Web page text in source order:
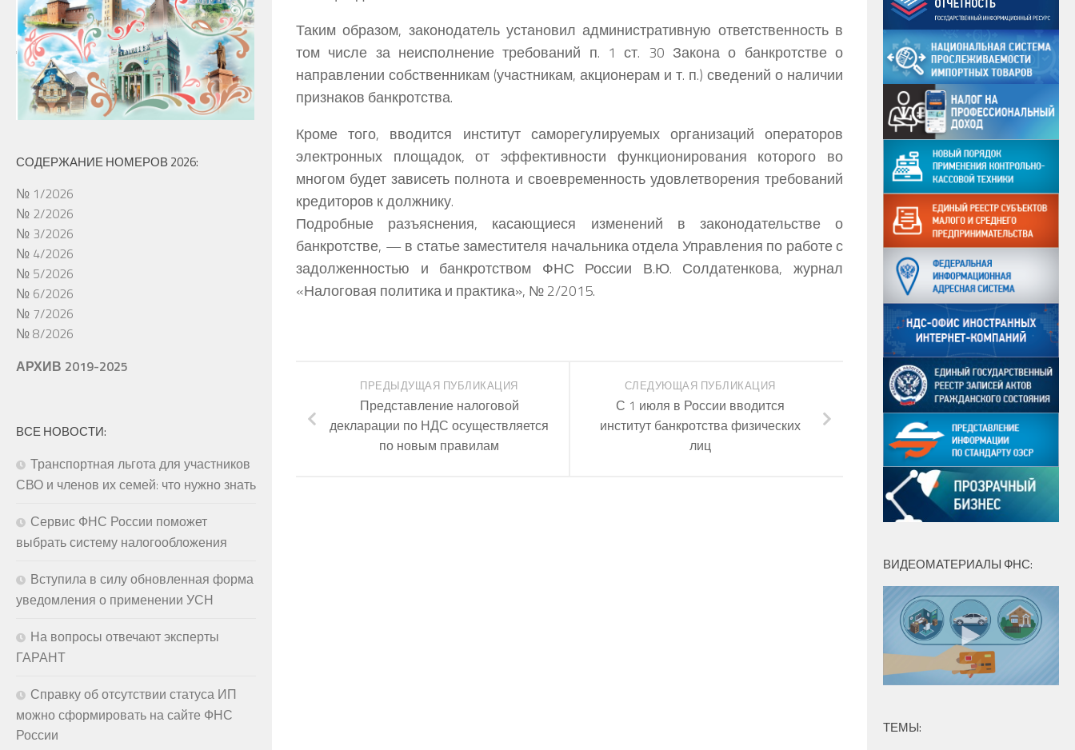
Таким образом, законодатель установил административную ответственность в
том числе за неисполнение требований п. 1 ст. 30 Закона о банкротстве о
направлении собственникам (участникам, акционерам и т. п.) сведений о наличии
признаков банкротства.
Кроме того, вводится институт саморегулируемых организаций операторов
электронных площадок, от эффективности функционирования которого во
многом будет зависеть полнота и своевременность удовлетворения требований
кредиторов к должнику.
Подробные разъяснения, касающиеся изменений в законодательстве о
банкротстве, — в статье заместителя начальника отдела Управления по работе с
задолженностью и банкротством ФНС России В.Ю. Солдатенкова, журнал
«Налоговая политика и практика», № 2/2015.
СЛЕДУЮЩАЯ ПУБЛИКАЦИЯ
С 1 июля в России вводится
институт банкротства физических
лиц
ПРЕДЫДУЩАЯ ПУБЛИКАЦИЯ
Представление налоговой
декларации по НДС осуществляется
по новым правилам
СОДЕРЖАНИЕ НОМЕРОВ 2026:
№ 1/2026
№ 2/2026
№ 3/2026
№ 4/2026
№ 5/2026
№ 6/2026
№ 7/2026
№ 8/2026
АРХИВ 2019-2025
ВСЕ НОВОСТИ:
Транспортная льгота для участников
СВО и членов их семей: что нужно знать
Сервис ФНС России поможет
выбрать систему налогообложения
Вступила в силу обновленная форма
уведомления о применении УСН
На вопросы отвечают эксперты
ГАРАНТ
Справку об отсутствии статуса ИП
можно сформировать на сайте ФНС
России
ВИДЕОМАТЕРИАЛЫ ФНС:
ТЕМЫ: